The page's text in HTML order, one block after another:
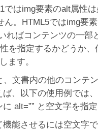
ではimg要素のalt属性
ん。HTML5ではimg要
ればコンテンツの一部
を指定するかどうか
ます。
文書内の他のコンテ
、以下の使用例では
alt=”” と空文字を指
能させるには空文字